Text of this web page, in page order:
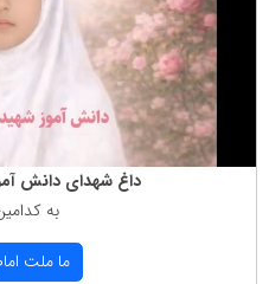
داغ شهدای دانش
به
ما ملت